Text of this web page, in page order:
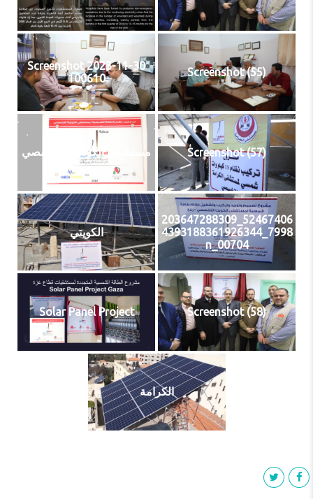
Screenshot (55)
Screenshot 2023-11-30
100610
Screenshot (57) مستشفى الكرامة التخصصي
52467406_203647288309
7998_4393188361926344
00704_n
الكويتي
Screenshot (58)
Solar Panel Project
الكرامة